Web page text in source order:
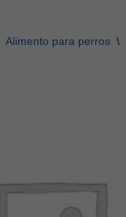
Alimento para perros \